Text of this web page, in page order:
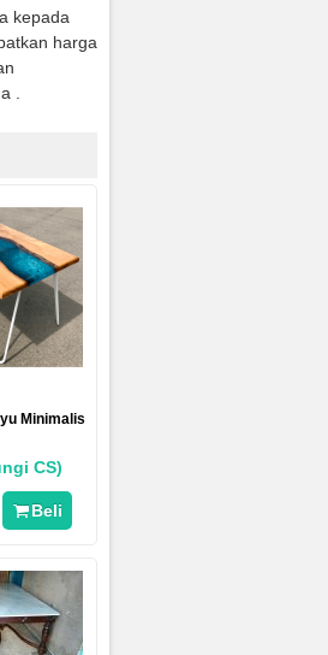
kepada
harga
.
Minimalis
CS)
Beli